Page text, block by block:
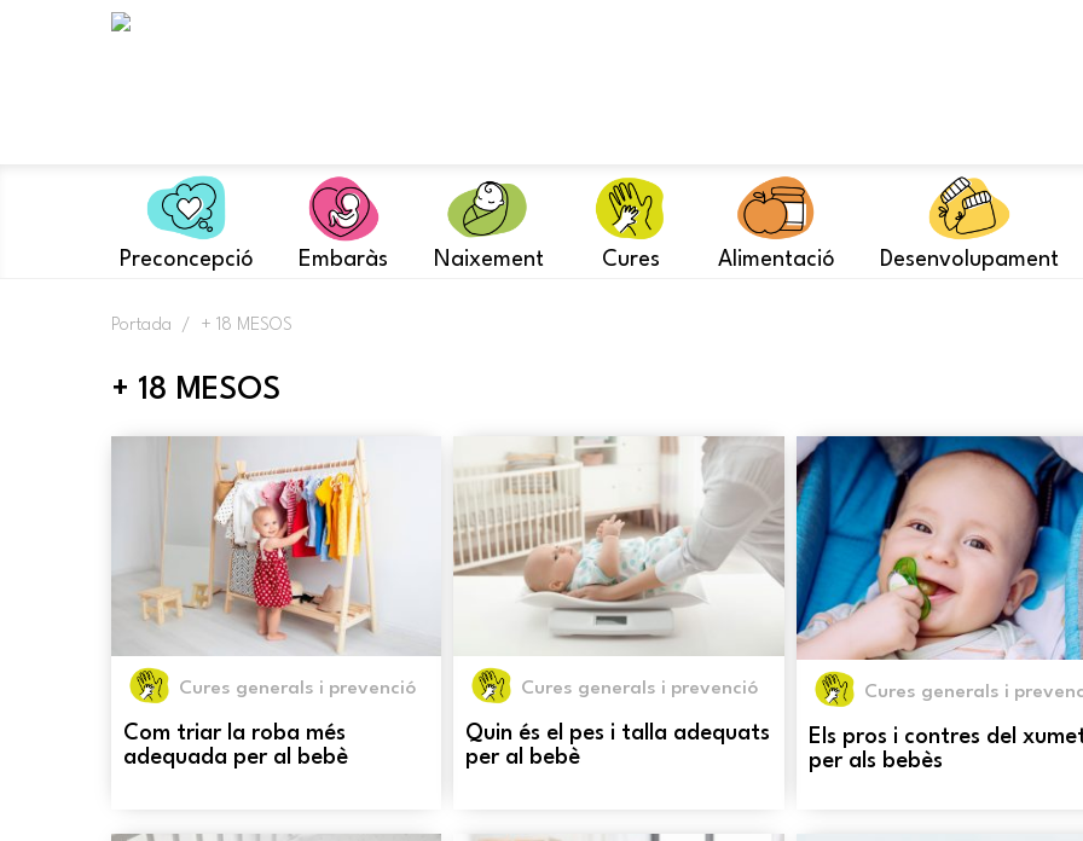
Preconcepció Embaràs Naixement Cures Alimentació Desenvolupament
Portada / + 18 MESOS
+ 18 MESOS
Cures generals i prevenció
Com triar la roba més
adequada per al bebè
Cures generals i prevenció
Quin és el pes i talla adequats
per al bebè
Cures generals i
Els pros i contres del
per als bebès